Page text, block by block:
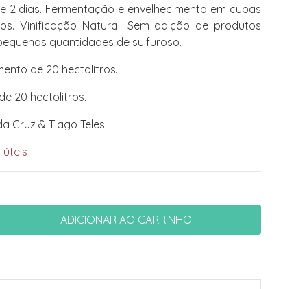
2 dias. Fermentação e envelhecimento em cubas
Vinificação Natural. Sem adição de produtos
quantidades de sulfuroso.
de 20 hectolitros.
20 hectolitros.
Cruz & Tiago Teles.
úteis